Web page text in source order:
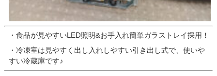
・食品が見やすいLED照明&お手入れ簡単ガラストレイ採用！
・冷凍室は見やすく出し入れしやすい引き出し式で、使いや
すい冷蔵庫です♪